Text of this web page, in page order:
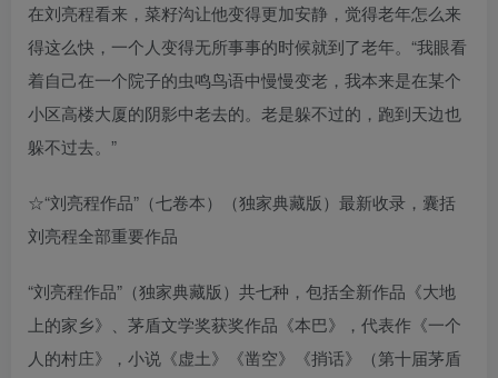
在刘亮程看来，菜籽沟让他变得更加安静，觉得老年怎么来
得这么快，一个人变得无所事事的时候就到了老年。“我眼看
着自己在一个院子的虫鸣鸟语中慢慢变老，我本来是在某个
小区高楼大厦的阴影中老去的。老是躲不过的，跑到天边也
躲不过去。”
☆“刘亮程作品”（七卷本）（独家典藏版）最新收录，囊括
刘亮程全部重要作品
“刘亮程作品”（独家典藏版）共七种，包括全新作品《大地
上的家乡》、茅盾文学奖获奖作品《本巴》，代表作《一个
人的村庄》，小说《虚土》《凿空》《捎话》（第十届茅盾